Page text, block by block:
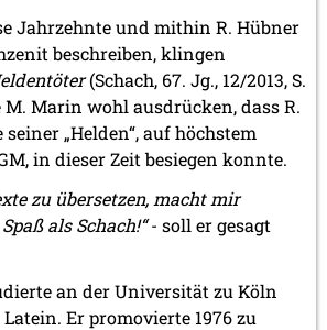
Jahrzehnte und mithin R. Hübner
beschreiben, klingen
(Schach, 67. Jg., 12/2013, S.
M. Marin wohl ausdrücken, dass R.
„Helden“, auf höchstem
in dieser Zeit besiegen konnte.
zu übersetzen, macht mir
als Schach!“- soll er gesagt
an der Universität zu Köln
Er promovierte 1976 zu